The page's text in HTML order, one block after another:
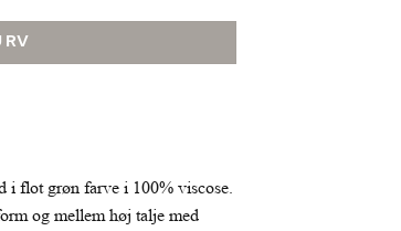
flot grøn farve i 100% viscose.
og mellem høj talje med